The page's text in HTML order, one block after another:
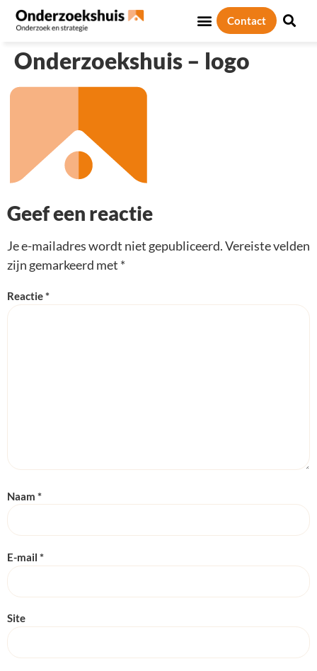
Contact
Onderzoekshuis – logo
Geef een reactie
Je e-mailadres wordt niet gepubliceerd.Vereiste velden
zijn gemarkeerd met *
Reactie*
Naam *
E-mail *
Site